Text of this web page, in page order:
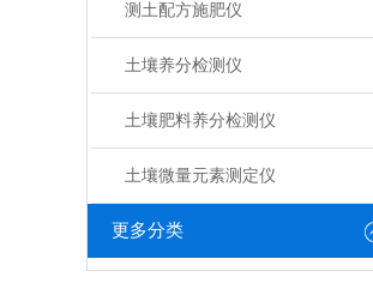
测土配方施肥仪
土壤养分检测仪
土壤肥料养分检测仪​
土壤微量元素测定仪
更多分类